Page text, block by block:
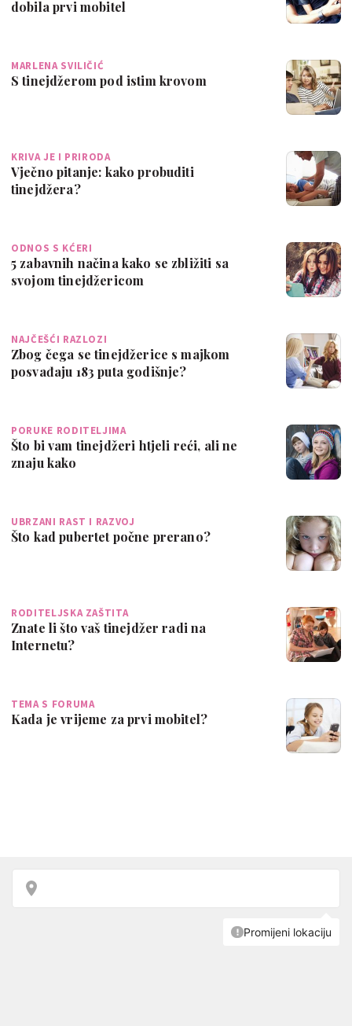
dobila prvi mobitel
MARLENA SVILIČIĆ
S tinejdžerom pod istim krovom
KRIVA JE I PRIRODA
Vječno pitanje: kako probuditi
tinejdžera?
ODNOS S KĆERI
5 zabavnih načina kako se zbližiti sa
svojom tinejdžericom
NAJČEŠĆI RAZLOZI
Zbog čega se tinejdžerice s majkom
posvađaju 183 puta godišnje?
PORUKE RODITELJIMA
Što bi vam tinejdžeri htjeli reći, ali ne
znaju kako
UBRZANI RAST I RAZVOJ
Što kad pubertet počne prerano?
RODITELJSKA ZAŠTITA
Znate li što vaš tinejdžer radi na
Internetu?
TEMA S FORUMA
Kada je vrijeme za prvi mobitel?